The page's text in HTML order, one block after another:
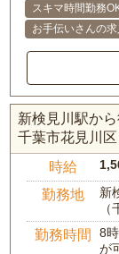
スキマ時間勤務
お手伝いさんの求
新検見川駅か
千葉市花見川区
時給
勤務地
新
勤務時間
8
が